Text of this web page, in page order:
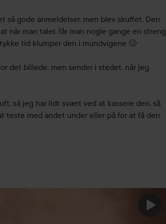
så gode anmeldelser, men blev skuffet. Den
når man taler, får man nogle gange en streng
tid klumper den i mundvigene 🥴
det billede, men sender i stedet, når jeg
så jeg har lidt svært ved at kassere den, så
med andet under eller på for at få den